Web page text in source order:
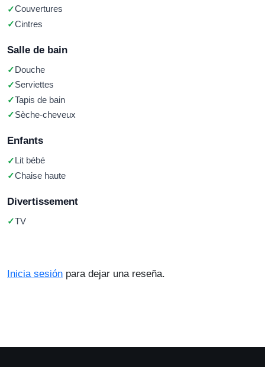
Couvertures
Cintres
Salle de bain
Douche
Serviettes
Tapis de bain
Sèche-cheveux
Enfants
Lit bébé
Chaise haute
Divertissement
TV
Inicia sesión para dejar una reseña.